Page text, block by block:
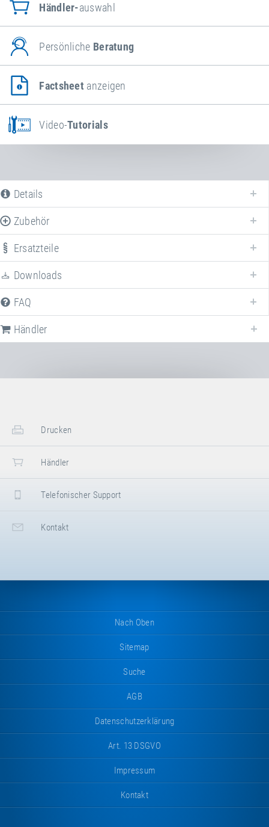
Händler-auswahl
Persönliche Beratung
Factsheet anzeigen
Video-Tutorials
Details
Zubehör
Ersatzteile
Downloads
Nachfolgend stellen wir Ihnen alle verfügbaren Downloads zur Verfügung,
die sich aufRollstuhl-Einfahrkeile
Gebrauchs-, Wartungs- &
FAQ
Händler
Drucken
Händler
Telefonischer Support
Kontakt
Nach Oben
Sitemap
Suche
AGB
Datenschutzerklärung
Art. 13 DSGVO
Impressum
Kontakt